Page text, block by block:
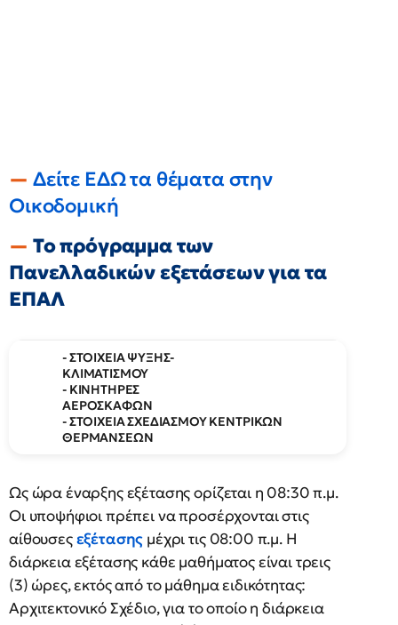
Δείτε ΕΔΩ τα θέματα στην
Οικοδομική
Το πρόγραμμα των
Πανελλαδικών εξετάσεων για τα
ΕΠΑΛ
- ΣΤΟΙΧΕΙΑ ΨΥΞΗΣ-
ΚΛΙΜΑΤΙΣΜΟΥ
- ΚΙΝΗΤΗΡΕΣ
ΑΕΡΟΣΚΑΦΩΝ
- ΣΤΟΙΧΕΙΑ ΣΧΕΔΙΑΣΜΟΥ ΚΕΝΤΡΙΚΩΝ
ΘΕΡΜΑΝΣΕΩΝ
Ως ώρα έναρξης εξέτασης ορίζεται η 08:30 π.μ.
Οι υποψήφιοι πρέπει να προσέρχονται στις
αίθουσεςεξέτασης μέχρι τις 08:00 π.μ. Η
διάρκεια εξέτασης κάθε μαθήματος είναι τρεις
(3) ώρες, εκτός από το μάθημα ειδικότητας:
Αρχιτεκτονικό Σχέδιο, για το οποίο η διάρκεια